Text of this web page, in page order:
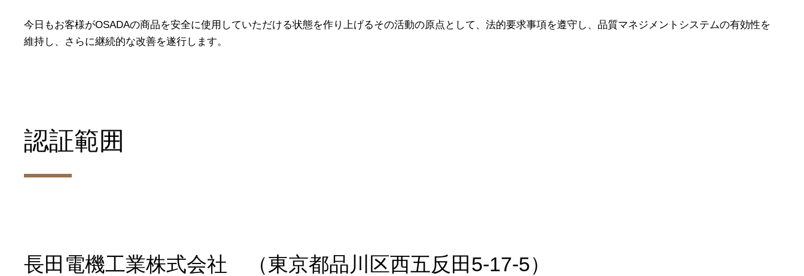
今日もお客様がOSADAの商品を安全に使用していただける状態を作り上げるその活動の原点として、法的要求事項を遵守し、品質マネジメントシステムの有効性を
維持し、さらに継続的な改善を遂行します。
認証範囲
長田電機工業株式会社 （東京都品川区西五反田5-17-5）